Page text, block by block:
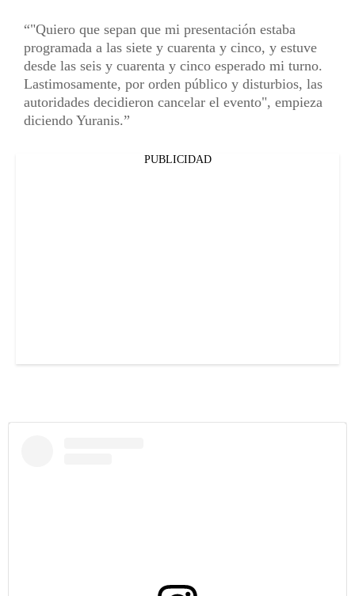
"Quiero que sepan que mi presentación estaba
programada a las siete y cuarenta y cinco, y estuve
desde las seis y cuarenta y cinco esperado mi turno.
Lastimosamente, por orden público y disturbios, las
autoridades decidieron cancelar el evento", empieza
diciendo Yuranis.
PUBLICIDAD